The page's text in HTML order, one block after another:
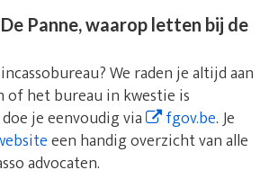
Panne, waarop letten bij de
We raden je altijd aan
het bureau in kwestie is
je eenvoudig via
fgov.be. Je
een handig overzicht van alle
advocaten.